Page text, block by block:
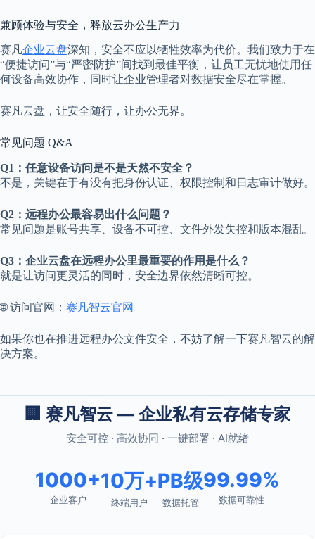
兼顾体验与安全，释放云办公生产力
赛凡企业云盘深知，安全不应以牺牲效率为代价。我们致力于在
“便捷访问”与“严密防护”间找到最佳平衡，让员工无忧地使用任
何设备高效协作，同时让企业管理者对数据安全尽在掌握。
赛凡云盘，让安全随行，让办公无界。
常见问题 Q&A
Q1：任意设备访问是不是天然不安全？
不是，关键在于有没有把身份认证、权限控制和日志审计做好。
Q2：远程办公最容易出什么问题？
常见问题是账号共享、设备不可控、文件外发失控和版本混乱。
Q3：企业云盘在远程办公里最重要的作用是什么？
就是让访问更灵活的同时，安全边界依然清晰可控。
🌐 访问官网： 赛凡智云官网
如果你也在推进远程办公文件安全，不妨了解一下赛凡智云的解
决方案。
🏢 赛凡智云 — 企业私有云存储专家
安全可控 · 高效协同 · 一键部署 · AI就绪
1000+
企业客户
10万+
终端用户
PB级
数据托管
99.99%
数据可靠性